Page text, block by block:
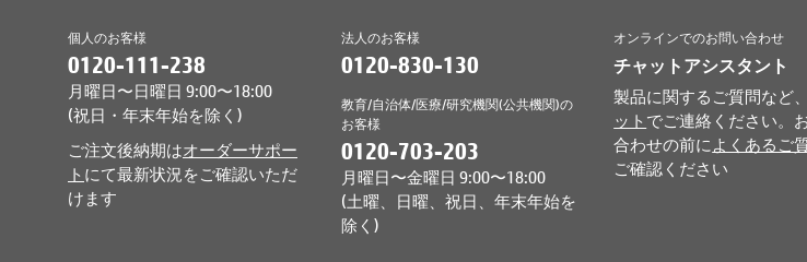
個人のお客様
0120-111-238
月曜日〜日曜日 9:00〜18:00
(祝日・年末年始を除く)
ご注文後納期はオーダーサポー
ト にて最新状況をご確認いただ
けます
法人のお客様
0120-830-130
教育/自治体/医療/研究機関(公共機関)の
お客様
0120-703-203
月曜日〜金曜日 9:00〜18:00
(土曜、日曜、祝日、年末年始を
除く)
オンラインでのお問い合わせ
チャットアシスタント
製品に関するご質問など
ット でご連絡ください。
合わせの前に よくあるご
ご確認ください